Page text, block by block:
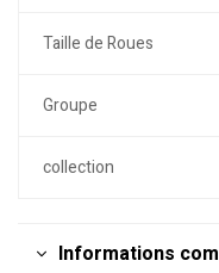
Taille de Roues
Groupe
collection
Informations